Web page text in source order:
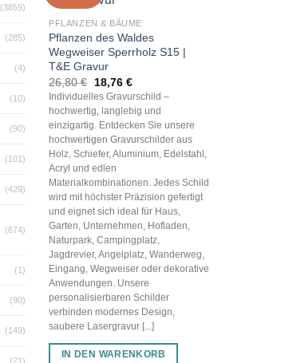
(3859)
(285)
(4)
(10)
(90)
(101)
(429)
(674)
(1)
(90)
(149)
(21)
PFLANZEN & BÄUME
Pflanzen des Waldes
Wegweiser Sperrholz S15 |
T&E Gravur
26,80€
Ursprünglicher
Preis
war:
26,80 €
18,76 €Aktueller
Preis
ist:
18,76 €.
Individuelles Gravurschild –
hochwertig, langlebig und
einzigartig. Entdecken Sie unsere
hochwertigen Gravurschilder aus
Holz, Schiefer, Aluminium, Edelstahl,
Acryl und edlen
Materialkombinationen. Jedes Schild
wird mit höchster Präzision gefertigt
und eignet sich ideal für Haus,
Garten, Unternehmen, Hofladen,
Naturpark, Campingplatz,
Jagdrevier, Angelplatz, Wanderweg,
Eingang, Wegweiser oder dekorative
Anwendungen. Unsere
personalisierbaren Schilder
verbinden modernes Design,
saubere Lasergravur [...]
IN DEN WARENKORB